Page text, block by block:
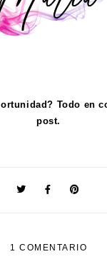
Todo en
post.
1 COMENTARIO